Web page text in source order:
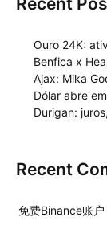
Ouro 24K:
Benfica x
Ajax: Mika
Dólar abre
Durigan:
Recent
免费Binance账户